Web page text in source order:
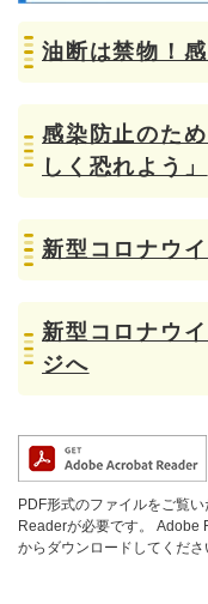
油断は禁物！
感染防止のた
しく恐れよう」
新型コロナウ
新型コロナウ
ジへ
PDF形式のファイルをご覧
Readerが必要です。
Adobe
からダウンロードしてくださ